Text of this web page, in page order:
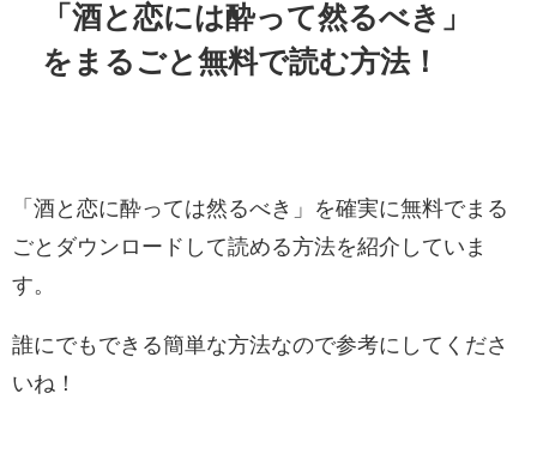
「酒と恋には酔って然るべき」
をまるごと無料で読む方法！
「酒と恋に酔っては然るべき」を確実に無料でまる
ごとダウンロードして読める方法を紹介していま
す。
誰にでもできる簡単な方法なので参考にしてくださ
いね！